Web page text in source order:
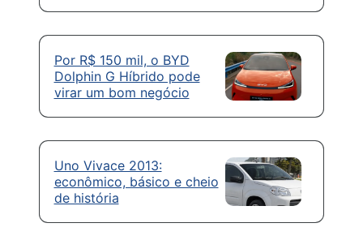
Por R$ 150 mil, o BYD
Dolphin G Híbrido pode
virar um bom negócio
Uno Vivace 2013:
econômico, básico e cheio
de história